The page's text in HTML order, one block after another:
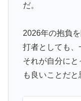
だ。
2026年の抱負
打者としても、
それが自分に
も良いことだと